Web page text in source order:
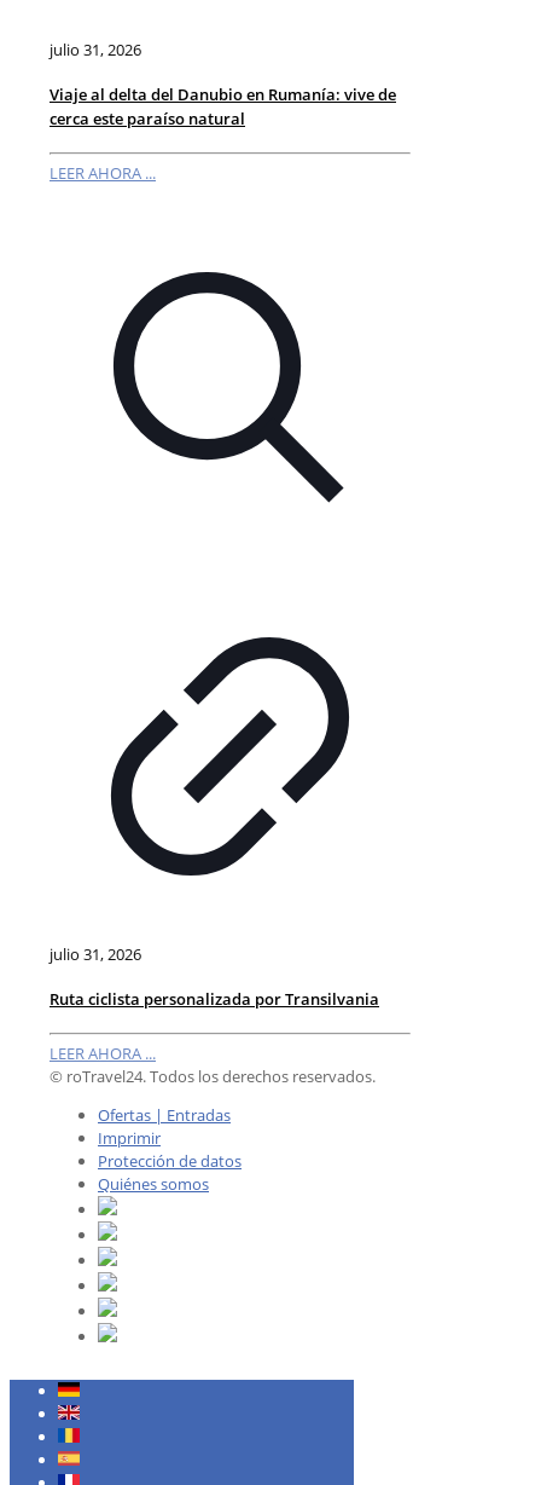
julio 31, 2026
Viaje al delta del Danubio en Rumanía: vive de
cerca este paraíso natural
LEER AHORA ...
julio 31, 2026
Ruta ciclista personalizada por Transilvania
LEER AHORA ...
© roTravel24. Todos los derechos reservados.
Ofertas | Entradas
Imprimir
Protección de datos
Quiénes somos